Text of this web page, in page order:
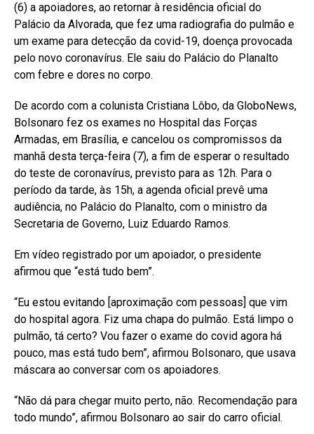
(6) a apoiadores, ao retornar à residência oficial do
Palácio da Alvorada, que fez uma radiografia do pulmão e
um exame para detecção da covid-19, doença provocada
pelo novo coronavírus. Ele saiu do Palácio do Planalto
com febre e dores no corpo.
De acordo com a colunista Cristiana Lôbo, da GloboNews,
Bolsonaro fez os exames no Hospital das Forças
Armadas, em Brasília, e cancelou os compromissos da
manhã desta terça-feira (7), a fim de esperar o resultado
do teste de coronavírus, previsto para as 12h. Para o
período da tarde, às 15h, a agenda oficial prevê uma
audiência, no Palácio do Planalto, com o ministro da
Secretaria de Governo, Luiz Eduardo Ramos.
Em vídeo registrado por um apoiador, o presidente
afirmou que “está tudo bem”.
“Eu estou evitando [aproximação com pessoas] que vim
do hospital agora. Fiz uma chapa do pulmão. Está limpo o
pulmão, tá certo? Vou fazer o exame do covid agora há
pouco, mas está tudo bem”, afirmou Bolsonaro, que usava
máscara ao conversar com os apoiadores.
“Não dá para chegar muito perto, não. Recomendação para
todo mundo”, afirmou Bolsonaro ao sair do carro oficial.